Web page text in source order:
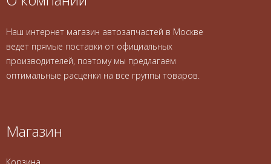
Наш интернет магазин автозапчастей в Москве
ведет прямые поставки от официальных
производителей, поэтому мы предлагаем
оптимальные расценки на все группы товаров.
Магазин